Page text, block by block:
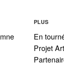
PLUS
En
Projet